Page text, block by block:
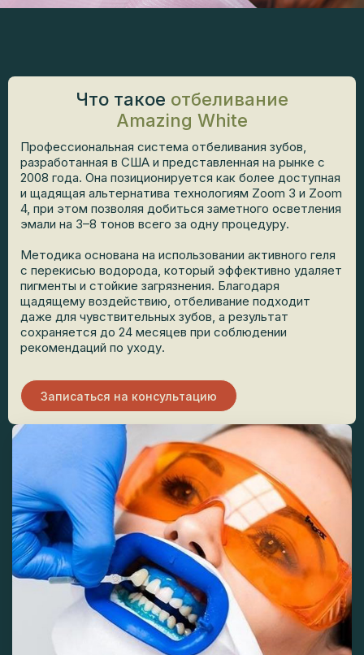
Что такое отбеливание
Amazing White
Профессиональная система отбеливания зубов,
разработанная в США и представленная на рынке с
2008 года. Она позиционируется как более доступная
и щадящая альтернатива технологиям Zoom 3 и Zoom
4, при этом позволяя добиться заметного осветления
эмали на 3–8 тонов всего за одну процедуру.
Методика основана на использовании активного геля
с перекисью водорода, который эффективно удаляет
пигменты и стойкие загрязнения. Благодаря
щадящему воздействию, отбеливание подходит
даже для чувствительных зубов, а результат
сохраняется до 24 месяцев при соблюдении
рекомендаций по уходу.
Записаться на консультацию